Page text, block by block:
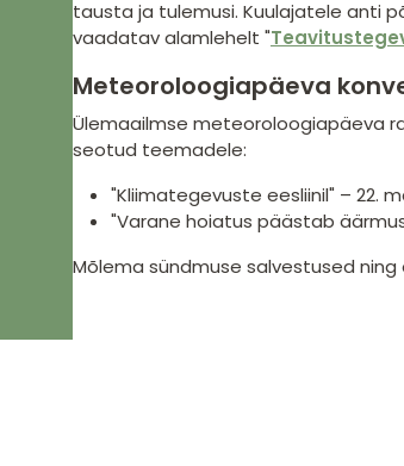
tausta ja tulemusi. Kuulajatele anti
vaadatav alamlehelt "
Meteoroloogiapäeva
Ülemaailmse meteoroloogiapäeva
seotud teemadele:
"Kliimategevuste eesliinil" – 22.
"Varane hoiatus päästab
Mõlema sündmuse salvestused